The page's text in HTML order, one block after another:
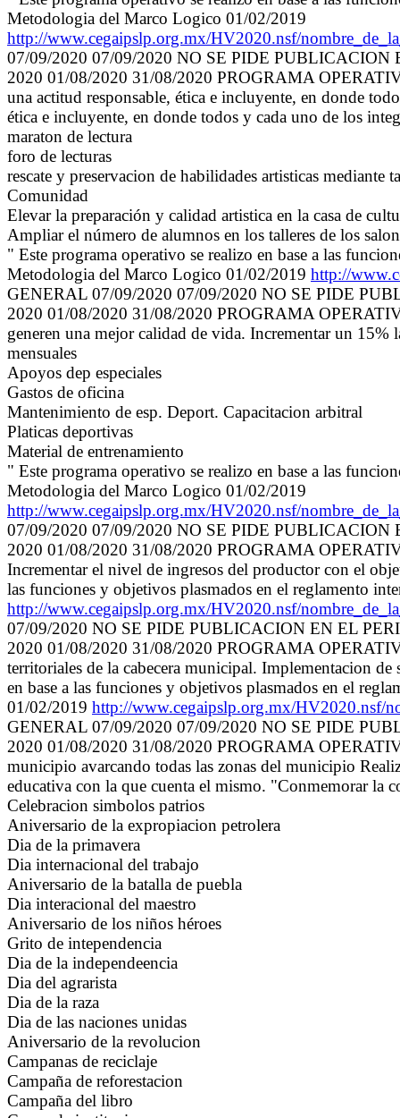
Metodologia del Marco Logico 01/02/2019
http://www.cegaipslp.org.mx/HV2020.nsf/
07/09/2020 07/09/2020 NO SE PIDE
2020 01/08/2020 31/08/2020 PROGRAMA
una actitud responsable, ética e incluyente, en donde
ética e incluyente, en donde todos y cada uno de los
maraton de lectura
foro de lecturas
rescate y preservacion de habilidades artisticas
Comunidad
Elevar la preparación y calidad artistica en la casa de
Ampliar el número de alumnos en los talleres de los
" Este programa operativo se realizo en base a las
Metodologia del Marco Logico 01/02/2019 http://
GENERAL 07/09/2020 07/09/2020 NO SE PIDE
2020 01/08/2020 31/08/2020 PROGRAMA
generen una mejor calidad de vida. Incrementar un
mensuales
Apoyos dep especiales
Gastos de oficina
Mantenimiento de esp. Deport. Capacitacion arbitral
Platicas deportivas
Material de entrenamiento
" Este programa operativo se realizo en base a las
Metodologia del Marco Logico 01/02/2019
http://www.cegaipslp.org.mx/HV2020.nsf/
07/09/2020 07/09/2020 NO SE PIDE
2020 01/08/2020 31/08/2020 PROGRAMA
Incrementar el nivel de ingresos del productor con el
las funciones y objetivos plasmados en el reglamento
http://www.cegaipslp.org.mx/HV2020.nsf/
07/09/2020 NO SE PIDE PUBLICACION EN EL
2020 01/08/2020 31/08/2020 PROGRAMA
territoriales de la cabecera municipal. Implementacion
en base a las funciones y objetivos plasmados en el
01/02/2019 http://www.cegaipslp.org.mx/HV2020.nsf/
GENERAL 07/09/2020 07/09/2020 NO SE PIDE
2020 01/08/2020 31/08/2020 PROGRAMA
municipio avarcando todas las zonas del municipio
educativa con la que cuenta el mismo. "Conmemorar la
Celebracion simbolos patrios
Aniversario de la expropiacion petrolera
Dia de la primavera
Dia internacional del trabajo
Aniversario de la batalla de puebla
Dia interacional del maestro
Aniversario de los niños héroes
Grito de intependencia
Dia de la independeencia
Dia del agrarista
Dia de la raza
Dia de las naciones unidas
Aniversario de la revolucion
Campanas de reciclaje
Campaña de reforestacion
Campaña del libro